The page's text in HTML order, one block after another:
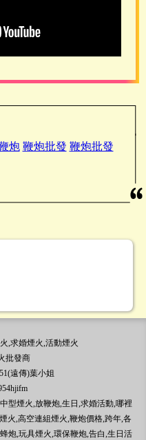
炮 鞭炮批發 鞭炮批發
,求婚煙火,活動煙火
批發商
遠傳)葉小姐
型煙火,放鞭炮,生日,求婚活動,哪裡
火,高空連組煙火,鞭炮價格,跨年,各
炮,玩具煙火,環保鞭炮,告白,生日活